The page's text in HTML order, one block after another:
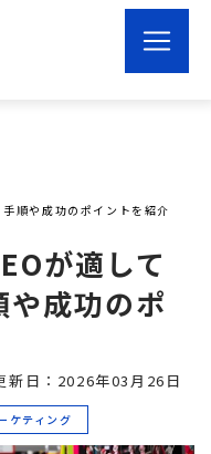
順や成功のポイントを紹介
が適して
成功のポ
新日：2026年03月26日
ケティング